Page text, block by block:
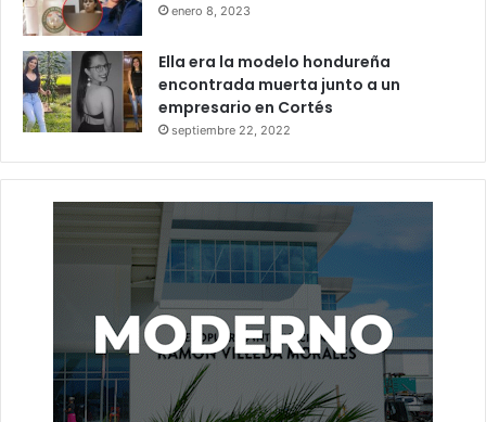
enero 8, 2023
Ella era la modelo hondureña
encontrada muerta junto a un
empresario en Cortés
septiembre 22, 2022